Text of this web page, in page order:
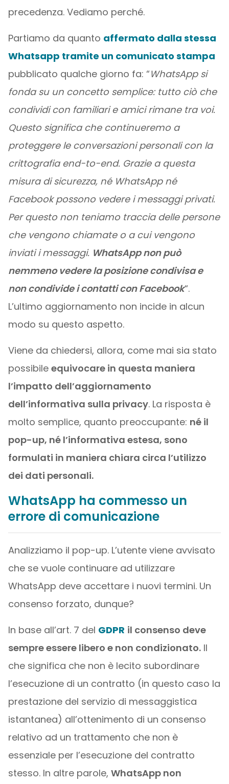
precedenza. Vediamo perché.
Partiamo da quanto affermato dalla stessa
Whatsapp tramite un comunicato stampa
pubblicato qualche giorno fa: “WhatsApp si
fonda su un concetto semplice: tutto ciò che
condividi con familiari e amici rimane tra voi.
Questo significa che continueremo a
proteggere le conversazioni personali con la
crittografia end-to-end. Grazie a questa
misura di sicurezza, né WhatsApp né
Facebook possono vedere i messaggi privati.
Per questo non teniamo traccia delle persone
che vengono chiamate o a cui vengono
inviati i messaggi. WhatsApp non può
nemmeno vedere la posizione condivisa e
non condivide i contatti con Facebook“.
L’ultimo aggiornamento non incide in alcun
modo su questo aspetto.
Viene da chiedersi, allora, come mai sia stato
possibile equivocare in questa maniera
l’impatto dell’aggiornamento
dell’informativa sulla privacy. La risposta è
molto semplice, quanto preoccupante: né il
pop-up, né l’informativa estesa, sono
formulati in maniera chiara circa l’utilizzo
dei dati personali.
WhatsApp ha commesso un
errore di comunicazione
Analizziamo il pop-up. L’utente viene avvisato
che se vuole continuare ad utilizzare
WhatsApp deve accettare i nuovi termini. Un
consenso forzato, dunque?
In base all’art. 7 del GDPR il consenso deve
sempre essere libero e non condizionato.Il
che significa che non è lecito subordinare
l’esecuzione di un contratto (in questo caso la
prestazione del servizio di messaggistica
istantanea) all’ottenimento di un consenso
relativo ad un trattamento che non è
essenziale per l’esecuzione del contratto
stesso. In altre parole, WhatsApp non